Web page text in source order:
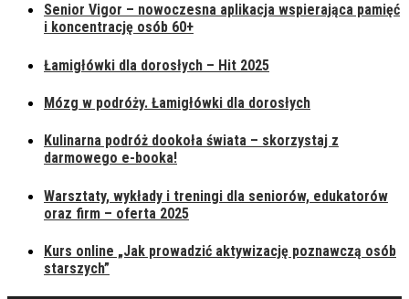
Senior Vigor – nowoczesna aplikacja wspierająca pamięć
i koncentrację osób 60+
Łamigłówki dla dorosłych – Hit 2025
Mózg w podróży. Łamigłówki dla dorosłych
Kulinarna podróż dookoła świata – skorzystaj z
darmowego e-booka!
Warsztaty, wykłady i treningi dla seniorów, edukatorów
oraz firm – oferta 2025
Kurs online „Jak prowadzić aktywizację poznawczą osób
starszych”